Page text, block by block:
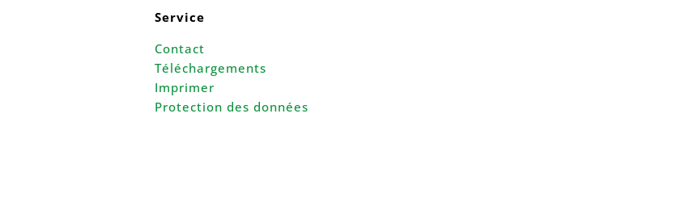
Service
Contact
Téléchargements
Imprimer
Protection des données